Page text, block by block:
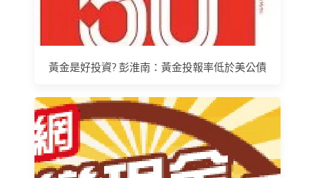
黃金是好投資? 彭淮南：黃金投報率低於美公債